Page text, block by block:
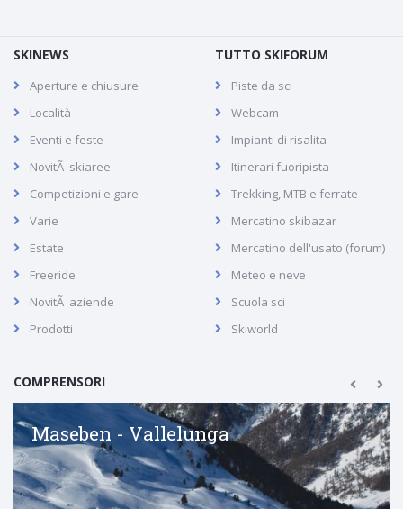
SKINEWS
Aperture e chiusure
Località
Eventi e feste
NovitÃ skiaree
Competizioni e gare
Varie
Estate
Freeride
NovitÃ aziende
Prodotti
TUTTO SKIFORUM
Piste da sci
Webcam
Impianti di risalita
Itinerari fuoripista
Trekking, MTB e ferrate
Mercatino skibazar
Mercatino dell'usato (forum)
Meteo e neve
Scuola sci
Skiworld
COMPRENSORI
Maseben - Vallelunga